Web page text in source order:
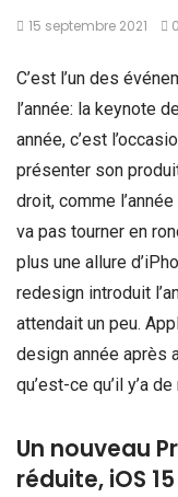
15 septembre 2021 0
C’est l’un des
l’année: la keynote
année, c’est
présenter son
droit, comme
va pas tourner en
plus une allure
redesign introduit
attendait un peu.
design année après
qu’est-ce qu’il y’a
Un nouveau
réduite, iOS 15